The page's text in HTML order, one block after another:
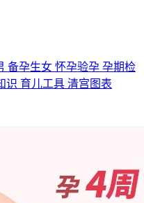
备孕生女 怀孕验孕 孕期检
识 育儿工具 清宫图表